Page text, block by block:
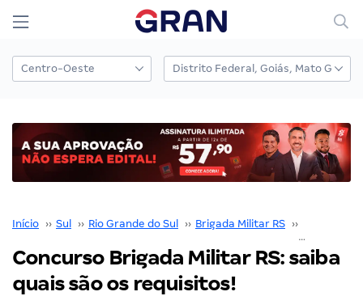
Início ›› Sul ›› Rio Grande do Sul ›› Brigada Militar RS ››
Concurso Brigada Militar RS: saiba
quais são os requisitos!